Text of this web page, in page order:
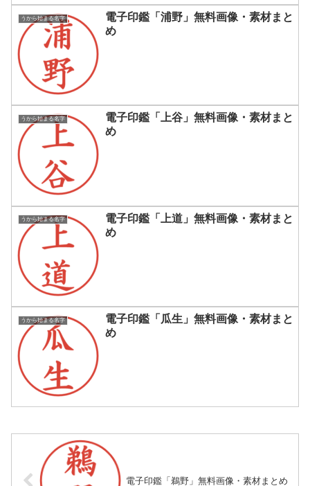
うから始まる名字
電子印鑑「浦野」無料画像・素材まと
め
うから始まる名字
電子印鑑「上谷」無料画像・素材まと
め
うから始まる名字
電子印鑑「上道」無料画像・素材まと
め
うから始まる名字
電子印鑑「瓜生」無料画像・素材まと
め
電子印鑑「鵜野」無料画像・素材まとめ